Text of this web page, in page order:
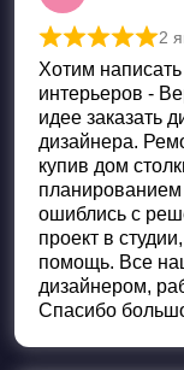
Оценка 5
2
Хотим
интерьеров -
идее заказать
дизайнера.
купив дом
ошиблись с
проект в
помощь. Все
дизайнером,
Спасибо